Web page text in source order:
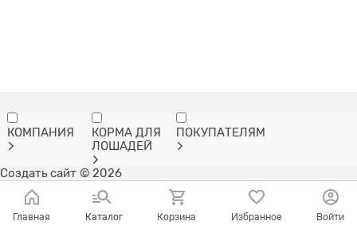
КОМПАНИЯ
КОРМА ДЛЯ
ЛОШАДЕЙ
ПОКУПАТЕЛЯМ
Создать сайт © 2026
Главная Каталог Корзина Избранное Войти